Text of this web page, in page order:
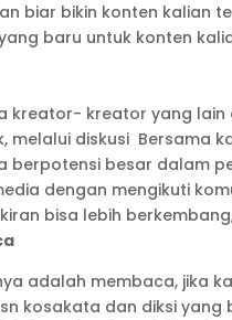
biar bikin konten kalian
baru untuk konten
kreator- kreator yang
melalui diskusi Bersama
berpotensi besar dalam
dengan mengikuti
bisa lebih
adalah membaca, jika
kosakata dan diksi